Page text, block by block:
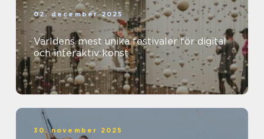
02. december 2025
Världens mest unika festivaler för digital
och interaktiv konst
30. november 2025